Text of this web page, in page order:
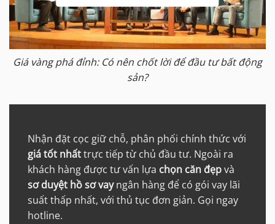
Giá vàng phá đỉnh: Có nên chốt lời để đầu tư bất động
sản?
Nhận đặt cọc giữ chỗ, phân phối chính thức với
giá tốt nhấttrực tiếp từ chủ đầu tư. Ngoài ra
khách hàng được tư vấn lựa chọn căn đẹpvà
sơ duyệt hồ sơ vayngân hàng để có gói vay lãi
suất thấp nhất, với thủ tục đơn giản. Gọi ngay
hotline.